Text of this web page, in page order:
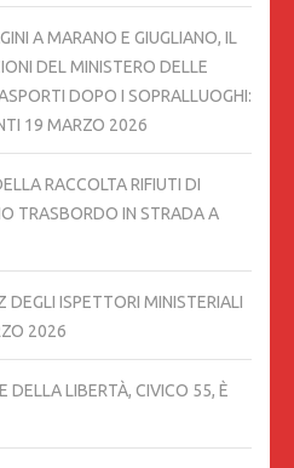
A MARANO E GIUGLIANO, IL
DEL MINISTERO DELLE
DOPO I SOPRALLUOGHI:
19 MARZO 2026
RACCOLTA RIFIUTI DI
TRASBORDO IN STRADA A
DEGLI ISPETTORI MINISTERIALI
2026
DELLA LIBERTÀ, CIVICO 55, È